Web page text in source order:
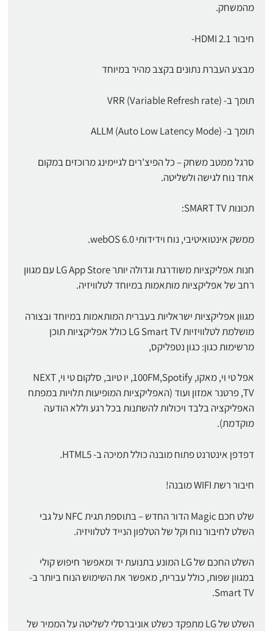
מהמשחק.
חיבור HDMI 2.1-
מבצע העברת נתונים בקצב מהיר במיוחד
תומך ב- VRR (Variable Refresh rate)
תומך ב- ALLM (Auto Low Latency Mode)
סרגל ממטב משחק – כל הפיצ'רים לגיימינג מרוכזים במקום
אחד נוח לגישה ולשליטה.
תכונות SMART TV:
ממשק אינטואיטיבי, נוח וידידותי 6.0 webOS.
חנות אפליקציות משודרגת וגדולה יותר LG App Store עם מגוון
רחב של אפליקציות מותאמות במיוחד לטלוויזיה.
מגוון אפליקציות ישראליות בעברית המותאמות במיוחד ובצורה
מושלמת לטלוויזיות LG Smart TV כולל אפליקציות תוכן
מרשימות כגון: כגון נטפליקס,
אפל טי וי, מאקו, 100FM,Spotify, יו טיוב, סלקום טי וי, NEXT
TV, פרטנר אמזון ועוד (האפליקציות המופיעות תלויות במפתח
האפליקציה בלבד ויכולות להשתנות בכל רגע וללא הודעה
מוקדמת).
דפדפן אינטרנט פתוח מובנה כולל תמיכה ב- HTML5.
חיבור רשת WIFI מובנה!
שלט חכם Magic הדור החדש – בתוספת תגית NFC על גבי
השלט לחיבור נוח וקל של הטלפון הנייד לטלוויזיה.
השלט החכם של LG המונע בתנועת יד ומאפשר חיפוש קולי
במגוון שפות, כולל עברית, מאפשר את השימוש הנוח ביותר ב-
Smart TV.
השלט של LG מתפקד כשלט אוניברסלי לשליטה על הממיר של